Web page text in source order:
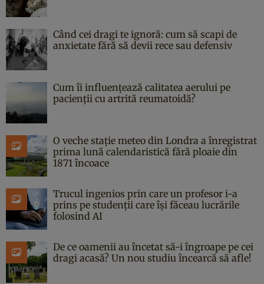
Când cei dragi te ignoră: cum să scapi de
anxietate fără să devii rece sau defensiv
Cum îi influențează calitatea aerului pe
pacienții cu artrită reumatoidă?
O veche stație meteo din Londra a înregistrat
prima lună calendaristică fără ploaie din
1871 încoace
Trucul ingenios prin care un profesor i-a
prins pe studenții care își făceau lucrările
folosind AI
De ce oamenii au încetat să-i îngroape pe cei
dragi acasă? Un nou studiu încearcă să afle!